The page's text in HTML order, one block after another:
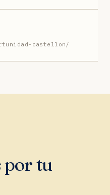
castellon/
por tu